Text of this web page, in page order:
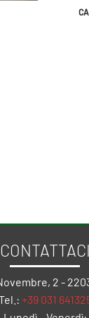
CONTATTACI
2 -
+39 031